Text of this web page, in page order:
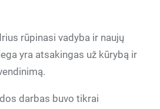
rūpinasi vadyba ir naujų
yra atsakingas už kūrybą ir
darbas buvo tikrai